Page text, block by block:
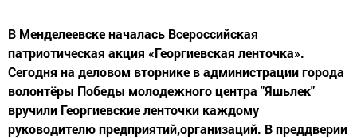
В Менделеевске началась Всероссийская
патриотическая акция «Георгиевская ленточка».
Сегодня на деловом вторнике в администрации города
волонтёры Победы молодежного центра "Яшьлек"
вручили Георгиевские ленточки каждому
руководителю предприятий,организаций. В преддверии